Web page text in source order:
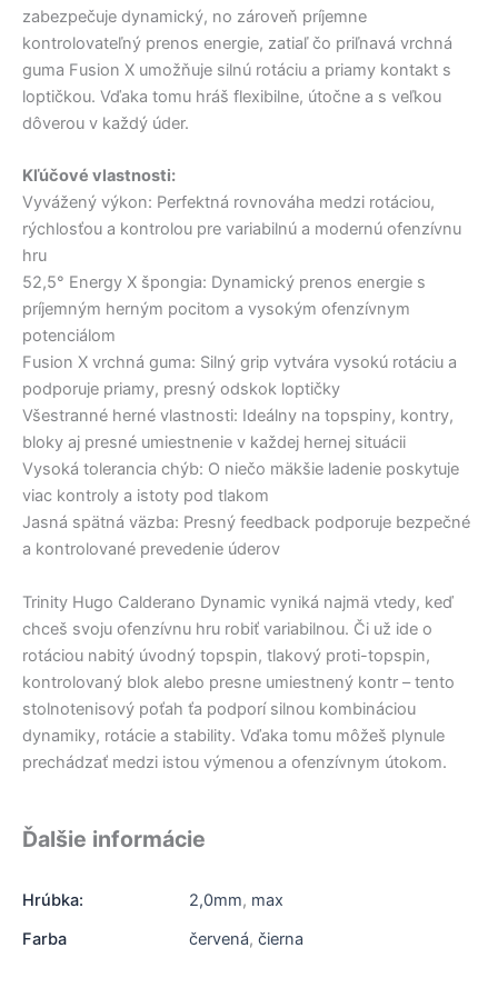
zabezpečuje dynamický, no zároveň príjemne
kontrolovateľný prenos energie, zatiaľ čo priľnavá vrchná
guma Fusion X umožňuje silnú rotáciu a priamy kontakt s
loptičkou. Vďaka tomu hráš flexibilne, útočne a s veľkou
dôverou v každý úder.
Kľúčové vlastnosti:
Vyvážený výkon: Perfektná rovnováha medzi rotáciou,
rýchlosťou a kontrolou pre variabilnú a modernú ofenzívnu
hru
52,5° Energy X špongia: Dynamický prenos energie s
príjemným herným pocitom a vysokým ofenzívnym
potenciálom
Fusion X vrchná guma: Silný grip vytvára vysokú rotáciu a
podporuje priamy, presný odskok loptičky
Všestranné herné vlastnosti: Ideálny na topspiny, kontry,
bloky aj presné umiestnenie v každej hernej situácii
Vysoká tolerancia chýb: O niečo mäkšie ladenie poskytuje
viac kontroly a istoty pod tlakom
Jasná spätná väzba: Presný feedback podporuje bezpečné
a kontrolované prevedenie úderov
Trinity Hugo Calderano Dynamic vyniká najmä vtedy, keď
chceš svoju ofenzívnu hru robiť variabilnou. Či už ide o
rotáciou nabitý úvodný topspin, tlakový proti-topspin,
kontrolovaný blok alebo presne umiestnený kontr – tento
stolnotenisový poťah ťa podporí silnou kombináciou
dynamiky, rotácie a stability. Vďaka tomu môžeš plynule
prechádzať medzi istou výmenou a ofenzívnym útokom.
Ďalšie informácie
Hrúbka: 2,0mm, max
Farba
červená, čierna